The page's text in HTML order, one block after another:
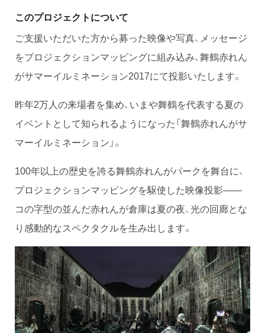
このプロジェクトについて
ご支援いただいた方から募った映像や写真、メッセージ
をプロジェクションマッピングに組み込み、舞鶴赤れん
がサマーイルミネーション2017にて投影いたします。
昨年2万人の来場者を集め、いまや舞鶴を代表する夏の
イベントとして知られるようになった「舞鶴赤れんがサ
マーイルミネーション」。
100年以上の歴史を誇る舞鶴赤れんがパークを舞台に、
プロジェクションマッピングを駆使した映像投影――
コの字型の並んだ赤れんが倉庫は夏の夜、光の回廊とな
り感動的なスペクタクルを生み出します。